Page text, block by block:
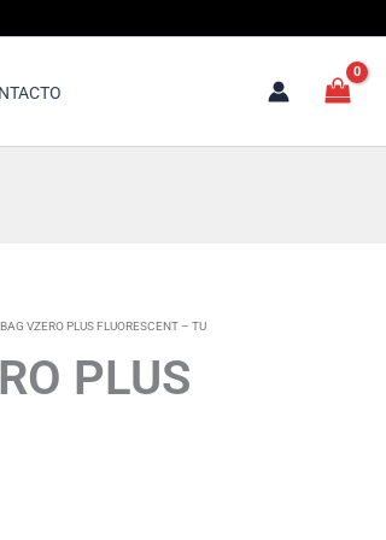
VZERO PLUS FLUORESCENT – TU
PLUS